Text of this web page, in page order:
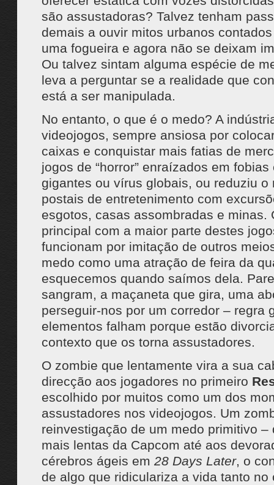
são assustadoras? Talvez tenham
demais a ouvir mitos urbanos
uma fogueira e agora não se deixam
Ou talvez sintam alguma espécie de
leva a perguntar se a realidade que
está a ser manipulada.
No entanto, o que é o medo? A
videojogos, sempre ansiosa por
caixas e conquistar mais fatias de
jogos de “horror” enraízados em
gigantes ou vírus globais, ou reduziu o
postais de entretenimento com
esgotos, casas assombradas e minas.
principal com a maior parte destes
funcionam por imitação de outros
medo como uma atração de feira da
esquecemos quando saímos dela.
sangram, a maçaneta que gira, uma
perseguir-nos por um corredor – regra
elementos falham porque estão
contexto que os torna assustadores.
O zombie que lentamente vira a sua
direcção aos jogadores no primeiro
escolhido por muitos como um dos
assustadores nos videojogos. Um
reinvestigação de um medo primitivo –
mais lentas da Capcom até aos
cérebros ágeis em 28 Days Later, o
de algo que ridiculariza a vida tanto no